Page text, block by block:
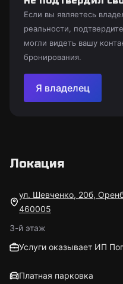
Если вы являетесь
реальности,
могли видеть вашу
бронирования.
Я владелец
Локация
ул. Шевченко, 20б,
460005
3-й этаж
Услуги оказывает ИП
Платная парковка